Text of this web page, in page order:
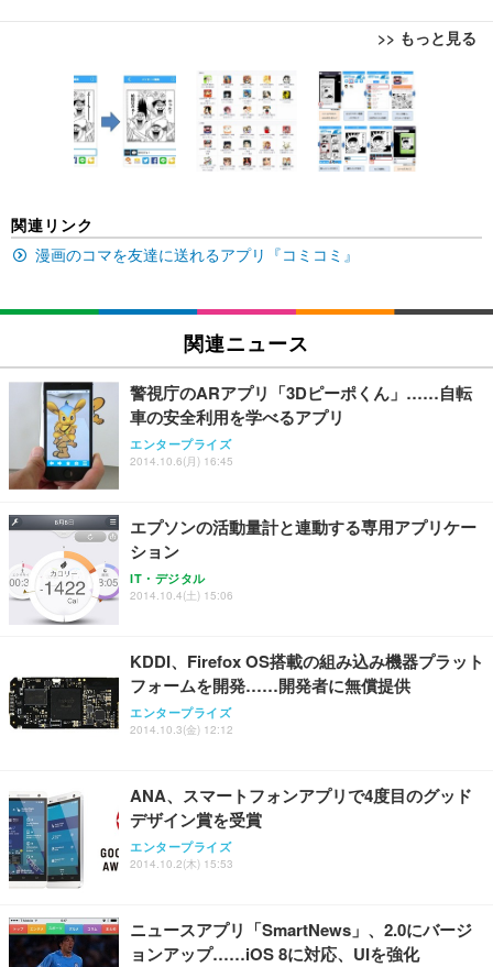
>> もっと見る
[EdoErgo] オフィスチェア 椅子 テレワーク 疲れな
い 跳ね上げ式アームレスト コンパクト 約105度ロッ
キング pc 事務椅子 360度回転 座面昇降 強化ナイロ
ン樹脂ベース 通気性メッシュ 在宅ワーク H-WY01
(黒網+黒枠+黒足)
￥5,699
ュチェア 人間工学 疲れない ブラック
Sezlife オフィスチェア デスクチェア 疲れない テレ
ワーク チェア 強化バックレスト 30度ロッキング機
レスト 3Dヘッドレスト ハンガー付き 高反発クッシ
ョン PCチェア 通気性メッシュ ゲーミング/勉強/事
務用 おしゃれ パソコンチェア (ブラック)
￥7,680
Sezlife オフィスチェア デスクチェア 疲れない テレ
レスト 3Dヘッドレスト ハンガー付き 高反発クッシ
ョン PCチェア 通気性メッシュ ゲーミング/勉強/事
務用 おしゃれ パソコンチェア (ホワイト)
￥7,680
ANDWINT オフィスチェア デスクチェア 肘なし メ
ト 幅52×奥行58.5×高さ84～96cm テレワーク 在宅
勤務 ブラック
￥4,139
EIZO ビジネス向けプレミアムモニター | FlexScan
EV3240X-WT | 31.5型4K UHD・USB Type-C・ホワ
イト
￥105,595
イト
【純正品】27"ゲーミングモニター DualSense 充電
フック付き（CFI-ZDM1J）
￥49,979
【整備済み品】Dell E2724HS 27インチ 液晶モニタ
応 ComfortView ビジネス向け
￥15,800
【MiniLED/24.5inch/280Hz/FHD】GRAPHT THE S
像低減 (3年保証 | 輝点保証 | 日本メーカー)
￥34,980
Amazonベーシック ペットシーツ 薄型 レギュラー 1
回使い捨て 無香料 ホワイト 300枚
￥3,373
x2袋(84枚) ホワイト(吸収面:ライトブルー)
ネオ・ルーライフ ネオ・オムツ L 中型犬用 26枚入
り 単品
￥1,800
Smart Basic(スマートベーシック) 【Amazon.co.jp
￥3,670
アイリスオーヤマ ペットシーツ 超厚型 お徳用 レギ
￥3,731
関連リンク
漫画のコマを友達に送れるアプリ『コミコミ』
関連ニュース
警視庁のARアプリ「3Dピーポくん」……自転
車の安全利用を学べるアプリ
エンタープライズ
2014.10.6(月) 16:45
エプソンの活動量計と連動する専用アプリケー
ション
IT・デジタル
2014.10.4(土) 15:06
KDDI、Firefox OS搭載の組み込み機器プラット
フォームを開発……開発者に無償提供
エンタープライズ
2014.10.3(金) 12:12
ANA、スマートフォンアプリで4度目のグッド
デザイン賞を受賞
エンタープライズ
2014.10.2(木) 15:53
ニュースアプリ「SmartNews」、2.0にバージ
ョンアップ……iOS 8に対応、UIを強化